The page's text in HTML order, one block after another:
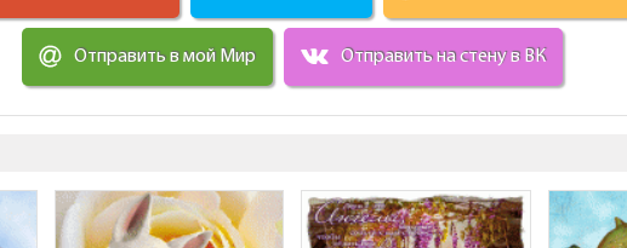
Отправить в мой Мир Отправить на стену в ВК